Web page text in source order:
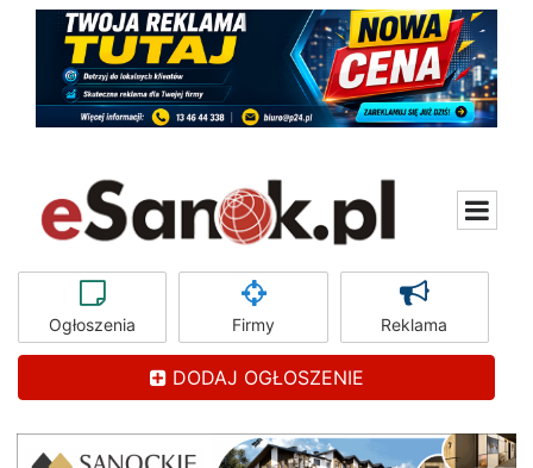
Ogłoszenia Firmy Reklama
DODAJ OGŁOSZENIE